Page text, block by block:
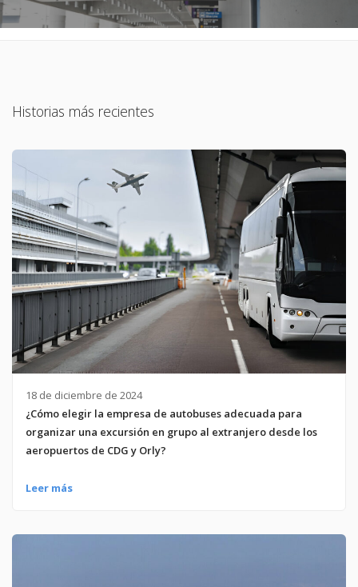
Historias más recientes
18 de diciembre de 2024
¿Cómo elegir la empresa de autobuses adecuada para
organizar una excursión en grupo al extranjero desde los
aeropuertos de CDG y Orly?
Leer más